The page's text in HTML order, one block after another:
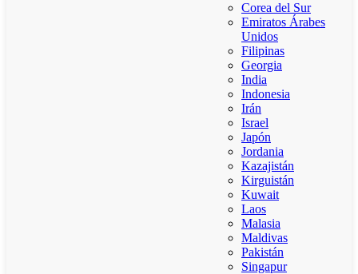
Corea del Sur
Emiratos Árabes
Unidos
Filipinas
Georgia
India
Indonesia
Irán
Israel
Japón
Jordania
Kazajistán
Kirguistán
Kuwait
Laos
Malasia
Maldivas
Pakistán
Singapur